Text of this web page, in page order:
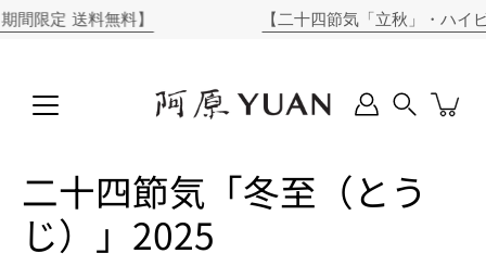
コ
ン
送料無料】 【二十四節気「立秋」・ハイビスカ
二十四節気「冬至（とう
じ）」2025